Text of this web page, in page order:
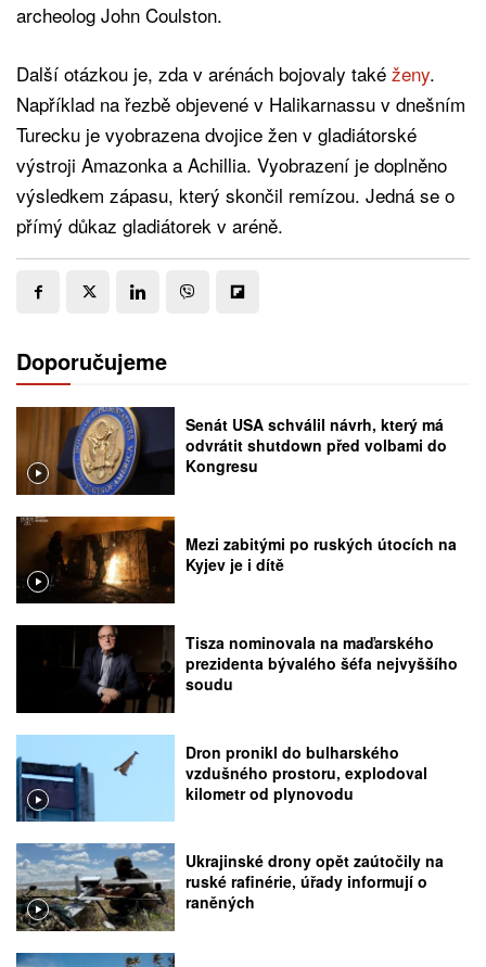
archeolog John Coulston.
Další otázkou je, zda v arénách bojovaly také ženy.
Například na řezbě objevené v Halikarnassu v dnešním
Turecku je vyobrazena dvojice žen v gladiátorské
výstroji Amazonka a Achillia. Vyobrazení je doplněno
výsledkem zápasu, který skončil remízou. Jedná se o
přímý důkaz gladiátorek v aréně.
Doporučujeme
Senát USA schválil návrh, který má
odvrátit shutdown před volbami do
Kongresu
Mezi zabitými po ruských útocích na
Kyjev je i dítě
Tisza nominovala na maďarského
prezidenta bývalého šéfa nejvyššího
soudu
Dron pronikl do bulharského
vzdušného prostoru, explodoval
kilometr od plynovodu
Ukrajinské drony opět zaútočily na
ruské rafinérie, úřady informují o
raněných